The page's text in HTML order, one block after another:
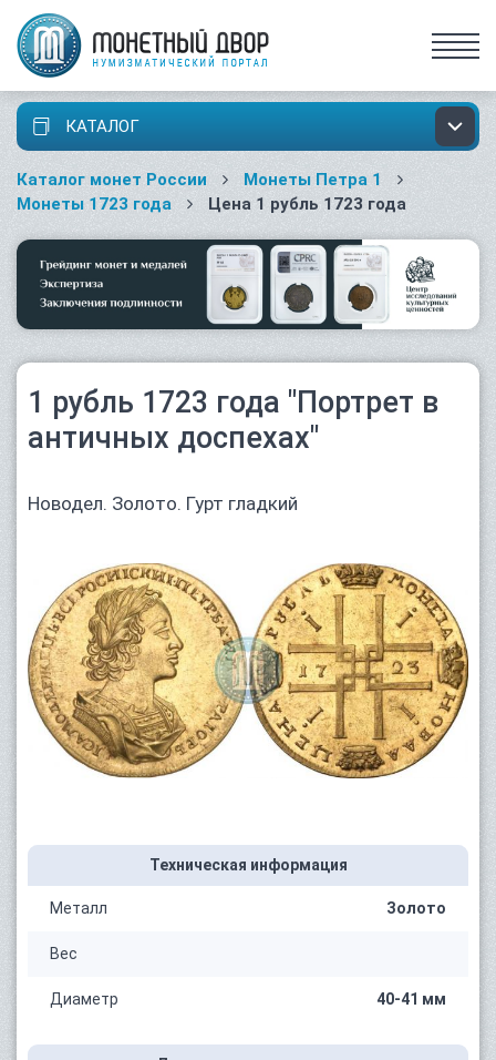
КАТАЛОГ
Каталог монет России
Монеты Петра 1
Монеты 1723 года
Цена 1 рубль 1723 года
1 рубль 1723 года "Портрет в
античных доспехах"
Новодел. Золото. Гурт гладкий
Техническая информация
Металл Золото
Вес
Диаметр 40-41 мм